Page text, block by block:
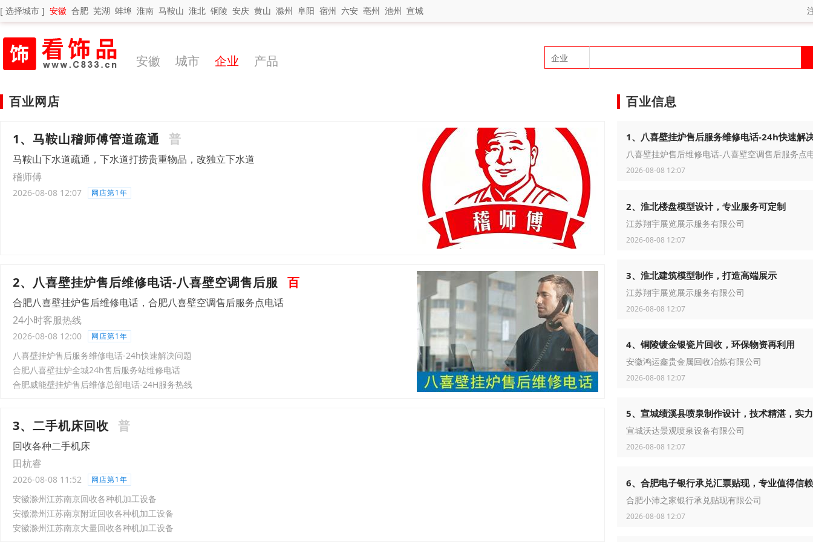
[ 选择城市 ] 安徽 合肥 芜湖 蚌埠 淮南 马鞍山 淮北 铜陵 安庆 黄山 滁州 阜阳 宿州 六安 亳州 池州 宣城
安徽 城市 企业 产品
百业网店
1、马鞍山稽师傅管道疏通 普
马鞍山下水道疏通，下水道打捞贵重物品，改独立下水道
稽师傅
2026-08-08 12:07 网店第1年
2、八喜壁挂炉售后维修电话-八喜壁空调售后服 百
合肥八喜壁挂炉售后维修电话，合肥八喜壁空调售后服务点电话
24小时客服热线
2026-08-08 12:00 网店第1年
八喜壁挂炉售后服务维修电话-24h快速解决问题
合肥八喜壁挂炉全城24h售后服务站维修电话
合肥威能壁挂炉售后维修总部电话-24H服务热线
3、二手机床回收 普
回收各种二手机床
田杭睿
2026-08-08 11:52 网店第1年
安徽滁州江苏南京回收各种机加工设备
安徽滁州江苏南京附近回收各种机加工设备
安徽滁州江苏南京大量回收各种机加工设备
百业信息
1、八喜壁挂炉售后服务维修电话-24h快速解
八喜壁挂炉售后维修电话-八喜壁空调售后服务点
2026-08-08 12:07
2、淮北楼盘模型设计，专业服务可定制
江苏翔宇展览展示服务有限公司
2026-08-08 12:07
3、淮北建筑模型制作，打造高端展示
江苏翔宇展览展示服务有限公司
2026-08-08 12:07
4、铜陵镀金银瓷片回收，环保物资再利用
安徽鸿运鑫贵金属回收冶炼有限公司
2026-08-08 12:07
5、宣城绩溪县喷泉制作设计，技术精湛，实
宣城沃达景观喷泉设备有限公司
2026-08-08 12:07
6、合肥电子银行承兑汇票贴现，专业值得信赖
合肥小沛之家银行承兑贴现有限公司
2026-08-08 12:07